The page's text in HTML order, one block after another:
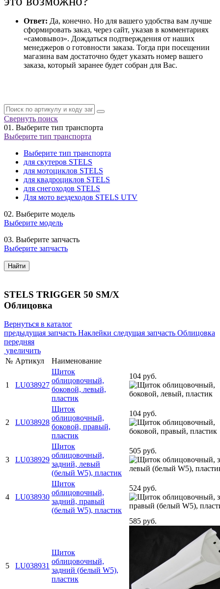
Ответ: Да, конечно. Но для вашего удобства вам лучше
сформировать заказ, через сайт, указав в комментариях
«самовывоз». Дождаться подтверждения от наших
менеджеров о готовности заказа. Тогда при посещении
магазина вам достаточно будет указать номер вашего
заказа, который заранее будет собран для Вас.
Свернуть поиск
01. Выберите тип транспорта
Выберите тип транспорта
Выберите тип транспорта
для скутеров STELS
для мотоциклов STELS
для квадроциклов STELS
для снегоходов STELS
Для мото вездеходов STELS UTV
02. Выберите модель
Выберите модель
03. Выберите запчасть
Выберите запчасть
Найти
STELS TRIGGER 50 SM/X
Облицовка
Вернуться в каталог
предыдущая запчасть Наклейки следущая запчасть Облицовка
передняя
увеличить
№ Артикул Наименование
1 LU038927
Щиток
облицовочный,
боковой, левый,
пластик
104 руб.
2 LU038928
Щиток
облицовочный,
боковой, правый,
пластик
104 руб.
3 LU038929
Щиток
облицовочный,
задний, левый
(белый W5), пластик
505 руб.
4 LU038930
Щиток
облицовочный,
задний, правый
(белый W5), пластик
524 руб.
5 LU038931
Щиток
облицовочный,
задний (белый W5),
пластик
585 руб.